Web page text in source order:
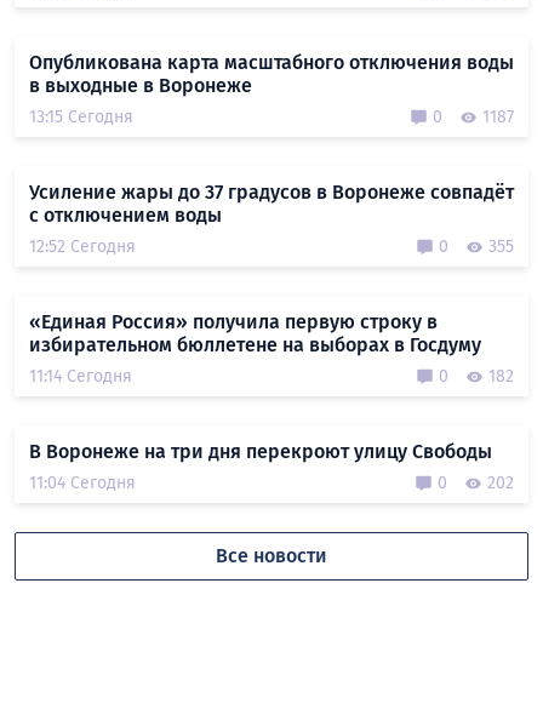
Опубликована карта масштабного отключения воды
в выходные в Воронеже
13:15 Сегодня 0 1187
Усиление жары до 37 градусов в Воронеже совпадёт
с отключением воды
12:52 Сегодня 0 355
«Единая Россия» получила первую строку в
избирательном бюллетене на выборах в Госдуму
11:14 Сегодня 0 182
В Воронеже на три дня перекроют улицу Свободы
11:04 Сегодня 0 202
Все новости